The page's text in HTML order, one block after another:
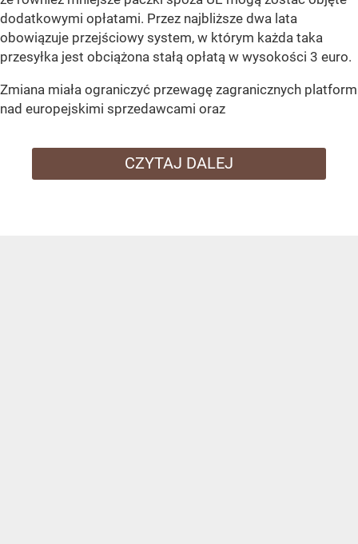
dodatkowymi opłatami. Przez najbliższe dwa lata
obowiązuje przejściowy system, w którym każda taka
przesyłka jest obciążona stałą opłatą w wysokości 3 euro.
Zmiana miała ograniczyć przewagę zagranicznych platform
nad europejskimi sprzedawcami oraz
CZYTAJ DALEJ